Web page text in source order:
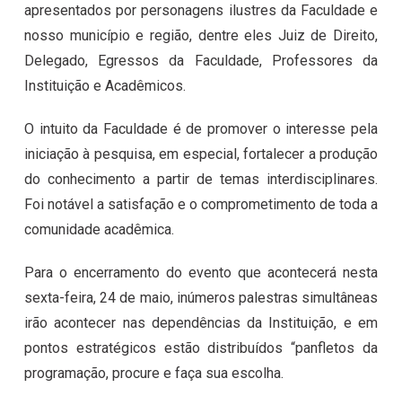
apresentados por personagens ilustres da Faculdade e
nosso município e região, dentre eles Juiz de Direito,
Delegado, Egressos da Faculdade, Professores da
Instituição e Acadêmicos.
O intuito da Faculdade é de promover o interesse pela
iniciação à pesquisa, em especial, fortalecer a produção
do conhecimento a partir de temas interdisciplinares.
Foi notável a satisfação e o comprometimento de toda a
comunidade acadêmica.
Para o encerramento do evento que acontecerá nesta
sexta-feira, 24 de maio, inúmeros palestras simultâneas
irão acontecer nas dependências da Instituição, e em
pontos estratégicos estão distribuídos “panfletos da
programação, procure e faça sua escolha.